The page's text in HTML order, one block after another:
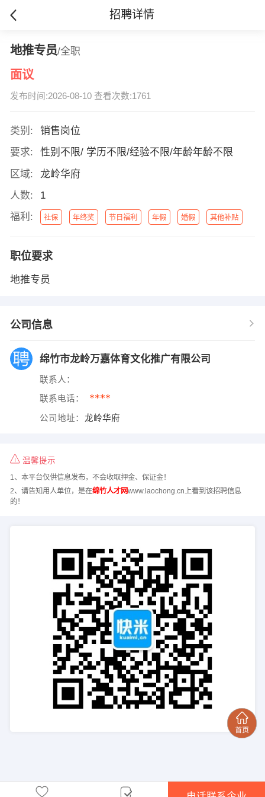
招聘详情
地推专员/全职
面议
发布时间:2026-08-10 查看次数:1761
类别:
销售岗位
要求:
性别不限/ 学历不限/经验不限/年龄年龄不限
区域:
龙岭华府
人数:
1
福利:
社保 年终奖 节日福利 年假 婚假 其他补贴
职位要求
地推专员
公司信息
绵竹市龙岭万嘉体育文化推广有限公司
联系人：
联系电话： ****
公司地址： 龙岭华府
温馨提示
1、本平台仅供信息发布，不会收取押金、保证金！
2、请告知用人单位，是在绵竹人才网www.laochong.cn上看到该招聘信息
的！